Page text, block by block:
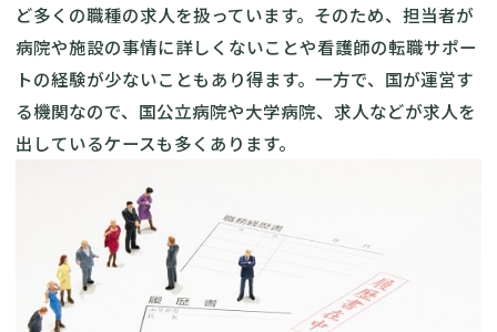
ど多くの職種の求人を扱っています。そのため、担当者が
病院や施設の事情に詳しくないことや看護師の転職サポー
トの経験が少ないこともあり得ます。一方で、国が運営す
る機関なので、国公立病院や大学病院、求人などが求人を
出しているケースも多くあります。